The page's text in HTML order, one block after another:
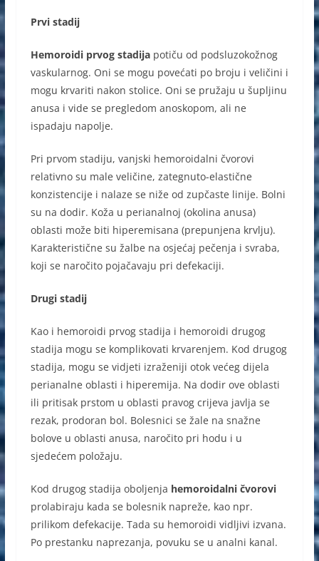
Prvi stadij
Hemoroidi prvog stadijapotiču od podsluzokožnog
vaskularnog. Oni se mogu povećati po broju i veličini i
mogu krvariti nakon stolice. Oni se pružaju u šupljinu
anusa i vide se pregledom anoskopom, ali ne
ispadaju napolje.
Pri prvom stadiju, vanjski hemoroidalni čvorovi
relativno su male veličine, zategnuto-elastične
konzistencije i nalaze se niže od zupčaste linije. Bolni
su na dodir. Koža u perianalnoj (okolina anusa)
oblasti može biti hiperemisana (prepunjena krvlju).
Karakteristične su žalbe na osjećaj pečenja i svraba,
koji se naročito pojačavaju pri defekaciji.
Drugi stadij
Kao i hemoroidi prvog stadija i hemoroidi drugog
stadija mogu se komplikovati krvarenjem. Kod drugog
stadija, mogu se vidjeti izraženiji otok većeg dijela
perianalne oblasti i hiperemija. Na dodir ove oblasti
ili pritisak prstom u oblasti pravog crijeva javlja se
rezak, prodoran bol. Bolesnici se žale na snažne
bolove u oblasti anusa, naročito pri hodu i u
sjedećem položaju.
Kod drugog stadija oboljenja hemoroidalni čvorovi
prolabiraju kada se bolesnik napreže, kao npr.
prilikom defekacije. Tada su hemoroidi vidljivi izvana.
Po prestanku naprezanja, povuku se u analni kanal.